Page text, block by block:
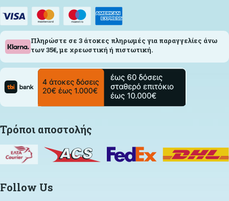
Πληρώστε σε 3 άτοκες πληρωμές για παραγγελίες άνω
των 35€, με χρεωστική ή πιστωτική.
Τρόποι αποστολής
Follow Us